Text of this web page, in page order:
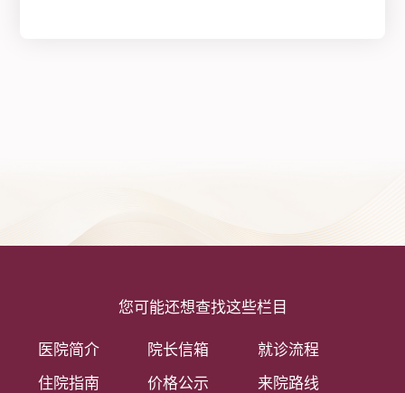
您可能还想查找这些栏目
医院简介 院长信箱
就诊流程
住院指南
价格公示
来院路线